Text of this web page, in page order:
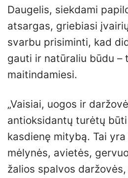
Daugelis, siekdami
atsargas, griebiasi
svarbu prisiminti, kad
gauti ir natūraliu būdu –
maitindamiesi.
„Vaisiai, uogos ir
antioksidantų turėtų
kasdienę mitybą. Tai
mėlynės, avietės,
žalios spalvos